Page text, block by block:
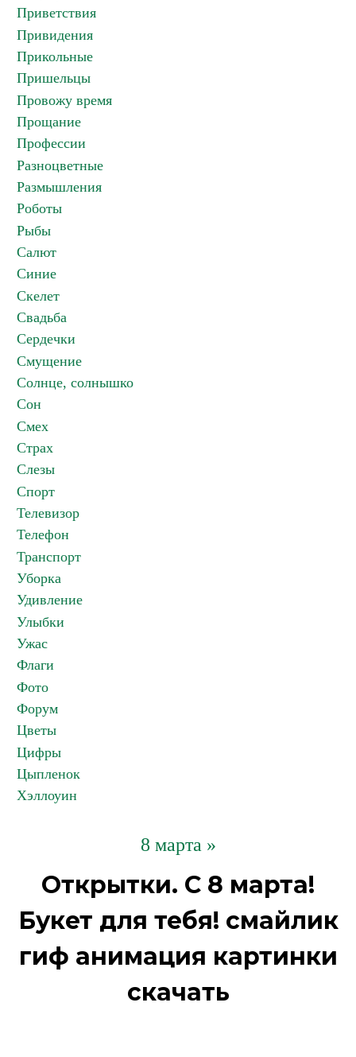
Приветствия
Привидения
Прикольные
Пришельцы
Провожу время
Прощание
Профессии
Разноцветные
Размышления
Роботы
Рыбы
Салют
Синие
Скелет
Свадьба
Сердечки
Смущение
Солнце, солнышко
Сон
Смех
Страх
Слезы
Спорт
Телевизор
Телефон
Транспорт
Уборка
Удивление
Улыбки
Ужас
Флаги
Фото
Форум
Цветы
Цифры
Цыпленок
Хэллоуин
8 марта »
Открытки. С 8 марта!
Букет для тебя! смайлик
гиф анимация картинки
скачать